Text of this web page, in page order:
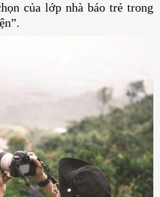
của lớp nhà báo trẻ trong